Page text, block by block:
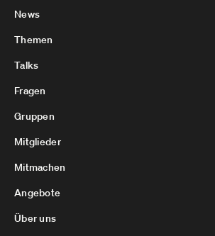
News
Themen
Talks
Fragen
Gruppen
Mitglieder
Mitmachen
Angebote
Über uns